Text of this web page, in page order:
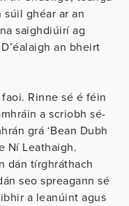
ghéar ar an
saighdiúirí ag
an bheirt
Rinne sé é féin
a scriobh sé-
grá ‘Bean Dubh
Ní Leathaigh.
dán tírghráthach
seo spreagann sé
a leanúint agus